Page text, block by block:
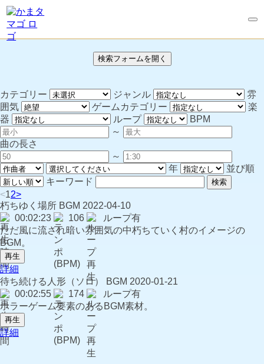
検索フォームを開く
カテゴリー ジャンル
雰
囲気
ゲームカテゴリー
楽
器
ループ
BPM
～
曲の長さ
～
年
並び順
キーワード
検索
<12>
朽ちゆく場所 BGM 2022-04-10
00:02:23
106
ループ有
ただ風に流され暗い雰囲気の中朽ちていく村のイメージの
BGM。
再生
詳細
待ち続ける人形（ソロ）
BGM 2020-01-21
00:02:55
174
ループ有
ホラーゲーム要素のあるBGM素材。
再生
詳細